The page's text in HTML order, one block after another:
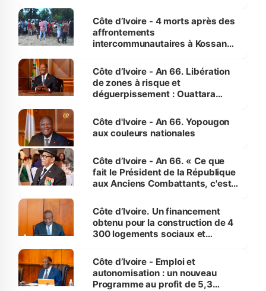
générations futures »
Côte d’Ivoire - 4 morts après des
affrontements
intercommunautaires à Kossandji
milieu des sinistrés
Côte d’Ivoire - An 66. Libération
de zones à risque et
déguerpissement : Ouattara
l'Etat de droit pour préserver les
vies humaines »
Côte d'Ivoire - An 66. Yopougon
aux couleurs nationales
Côte d’Ivoire - An 66. « Ce que
fait le Président de la République
aux Anciens Combattants, c'est
Côte d’Ivoire. Un financement
obtenu pour la construction de 4
300 logements sociaux et
et Yamoussoukro
Côte d’Ivoire - Emploi et
autonomisation : un nouveau
Programme au profit de 5,3